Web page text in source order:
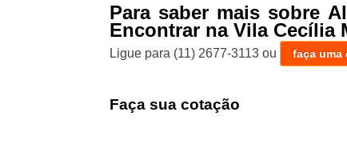
Para saber mais sobre
Encontrar na Vila Cecília
Ligue para (11) 2677-3113 ou faça uma
Faça sua cotação